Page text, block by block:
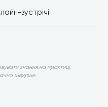
зустрічі
знання на практиці,
швидше.